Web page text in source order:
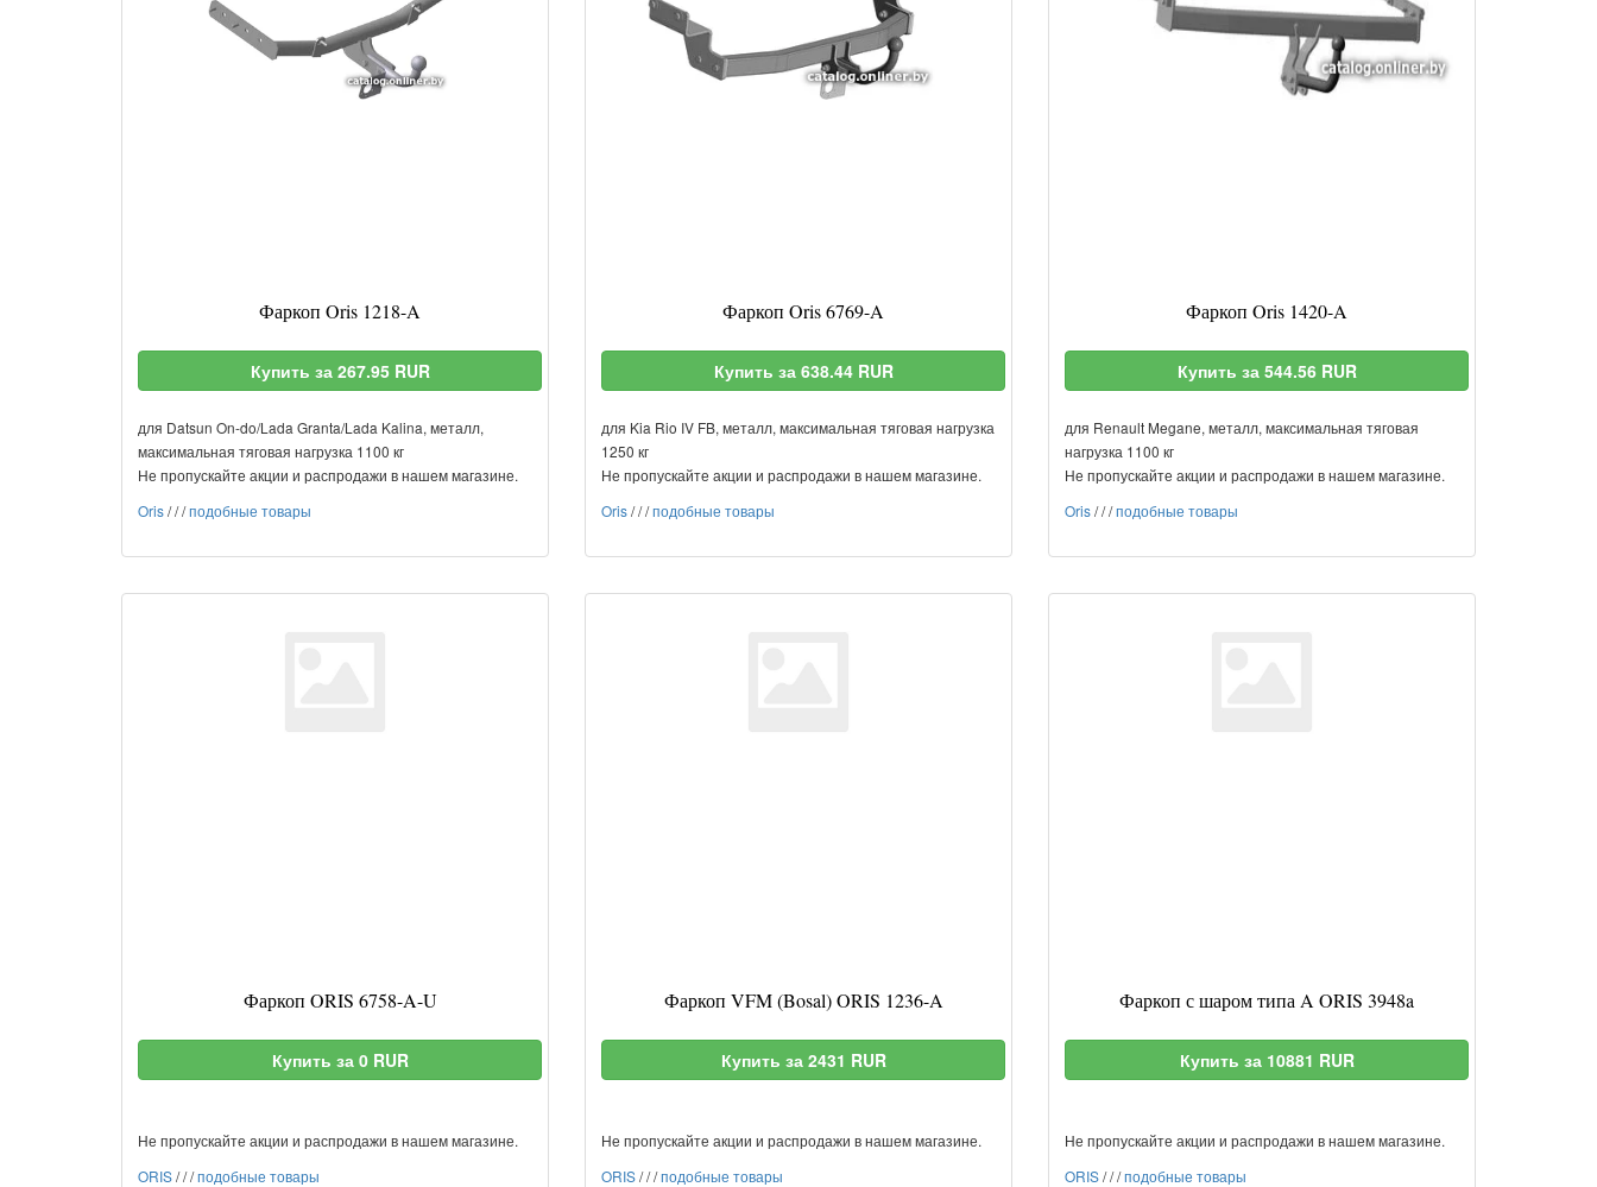
Фаркоп Oris 1218-A
Купить за 267.95 RUR
для Datsun On-do/Lada Granta/Lada Kalina, металл,
максимальная тяговая нагрузка 1100 кг
Не пропускайте акции и распродажи в нашем магазине.
Oris///подобные товары
Фаркоп Oris 6769-A
Купить за 638.44 RUR
для Kia Rio IV FB, металл, максимальная тяговая нагрузка
1250 кг
Не пропускайте акции и распродажи в нашем магазине.
Oris///подобные товары
Фаркоп Oris 1420-A
Купить за 544.56 RUR
для Renault Megane, металл, максимальная тяговая
нагрузка 1100 кг
Не пропускайте акции и распродажи в нашем магазине.
Oris///подобные товары
Фаркоп ORIS 6758-A-U
Купить за 0 RUR
Не пропускайте акции и распродажи в нашем магазине.
ORIS///подобные товары
Фаркоп VFM (Bosal) ORIS 1236-A
Купить за 2431 RUR
Не пропускайте акции и распродажи в нашем магазине.
ORIS///подобные товары
Фаркоп с шаром типа A ORIS 3948a
Купить за 10881 RUR
Не пропускайте акции и распродажи в нашем магазине.
ORIS///подобные товары